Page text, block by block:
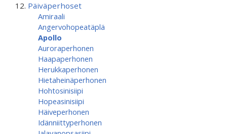
Päiväperhoset
Amiraali
Angervohopeatäplä
Apollo
Auroraperhonen
Haapaperhonen
Herukkaperhonen
Hietaheinäperhonen
Hohtosinisiipi
Hopeasinisiipi
Häiveperhonen
Idänniittyperhonen